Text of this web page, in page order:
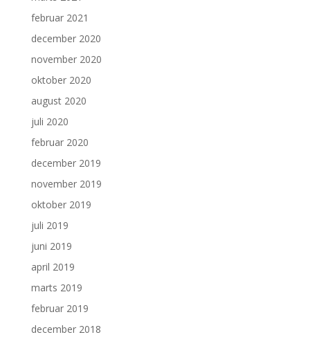
februar 2021
december 2020
november 2020
oktober 2020
august 2020
juli 2020
februar 2020
december 2019
november 2019
oktober 2019
juli 2019
juni 2019
april 2019
marts 2019
februar 2019
december 2018